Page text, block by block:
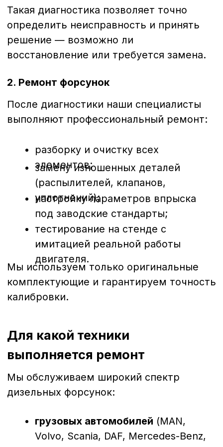
комплектующие и гарантируем точность
Для какой техники
выполняется ремонт
Мы обслуживаем широкий спектр
дизельных форсунок:
грузовых автомобилей (MAN,
Volvo, Scania, DAF, Mercedes-Benz,
спецтехники(Caterpillar, JCB,
Komatsu, Hitachi, Doosan, Hyundai и
др.);
сельхозтехники(John Deere, Case,
New Holland, MTZ, Claas и др.);
коммерческого транспорта
(Газель, Ford Transit, Volkswagen
Crafter и др.).
современному оборудованию мы можем
восстановить до 95% форсунок,
продлевая их срок службы без потери
рабочих характеристик.
Почему диагностика и ремонт
Экономия— ремонт обходится в
2–3 раза дешевле покупки новых
форсунок.
форсунки работают не хуже
оригинальных.
1–2 дней.
Гарантия— на все работы
предоставляется гарантия